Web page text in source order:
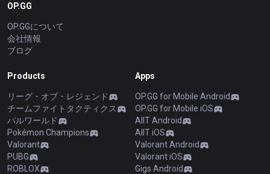
OP.GG
OP.GGについて
会社情報
ブログ
Products
リーグ・オブ・レジェンド
チームファイトタクティクス
パルワールド
Pokémon Champions
Valorant
PUBG
ROBLOX
Apps
OP.GG for Mobile Android
OP.GG for Mobile iOS
AllT Android
AllT iOS
Valorant Android
Valorant iOS
Gigs Android